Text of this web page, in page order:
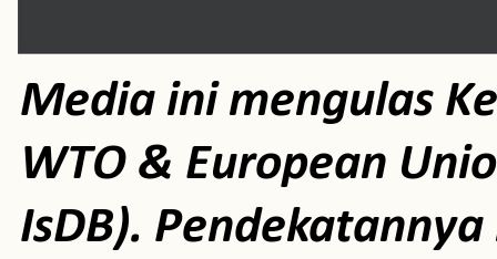
Media ini mengulas
WTO & European
IsDB).